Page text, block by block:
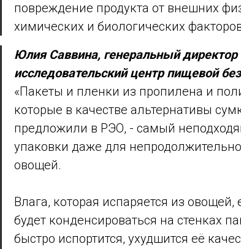
повреждение продукта от внешних
химических и биологических
Юлия Саввина, генеральный
исследовательский центр пищевой
«Пакеты и пленки из пропилена и
которые в качестве альтернативы
предложили в РЭО, - самый
упаковки даже для
овощей.
Влага, которая испаряется из овощей,
будет конденсироваться на стенках
быстро испортится, ухудшится её